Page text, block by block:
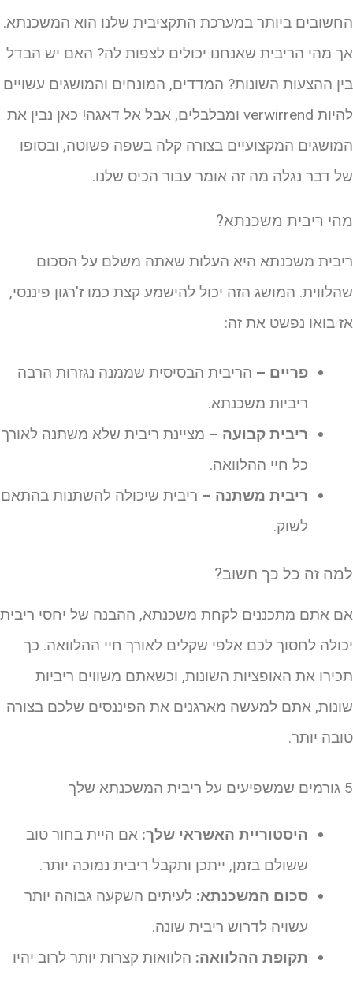
ביותר במערכת התקציבית שלנו הוא המשכנתא.
מהי הריבית שאנחנו יכולים לצפות לה? האם יש הבדל
ההצעות השונות? המדדים, המונחים והמושגים עשויים
להיות verwirrend ומבלבלים, אבל אל דאגה! כאן נבין את
המקצועיים בצורה קלה בשפה פשוטה, ובסופו
דבר נגלה מה זה אומר עבור הכיס שלנו.
ריבית משכנתא?
משכנתא היא העלות שאתה משלם על הסכום
המושג הזה יכול להישמע קצת כמו ז'רגון פיננסי,
בואו נפשט את זה:
פריים –הריבית הבסיסית שממנה נגזרות הרבה
ריביות משכנתא.
ריבית קבועה –מציינת ריבית שלא משתנה לאורך
כל חיי ההלוואה.
ריבית משתנה –ריבית שיכולה להשתנות בהתאם
לשוק.
זה כל כך חשוב?
אתם מתכננים לקחת משכנתא, ההבנה של יחסי ריבית
לחסוך לכם אלפי שקלים לאורך חיי ההלוואה. כך
את האופציות השונות, וכשאתם משווים ריביות
אתם למעשה מארגנים את הפיננסים שלכם בצורה
יותר.
שלך
היסטוריית האשראי שלך:אם היית בחור טוב
ששולם בזמן, ייתכן ותקבל ריבית נמוכה יותר.
סכום המשכנתא:לעיתים השקעה גבוהה יותר
עשויה לדרוש ריבית שונה.
תקופת ההלוואה:הלוואות קצרות יותר לרוב יהיו